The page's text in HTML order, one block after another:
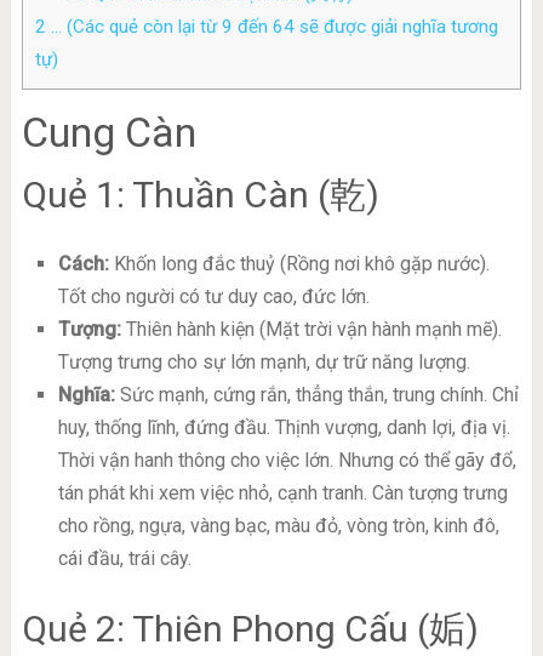
2 … (Các quẻ còn lại từ 9 đến 64 sẽ được giải nghĩa tương
tự)
Cung Càn
Quẻ 1: Thuần Càn (乾)
Cách:Khốn long đắc thuỷ (Rồng nơi khô gặp nước).
Tốt cho người có tư duy cao, đức lớn.
Tượng:Thiên hành kiện (Mặt trời vận hành mạnh mẽ).
Tượng trưng cho sự lớn mạnh, dự trữ năng lượng.
Nghĩa:Sức mạnh, cứng rắn, thẳng thắn, trung chính. Chỉ
huy, thống lĩnh, đứng đầu. Thịnh vượng, danh lợi, địa vị.
Thời vận hanh thông cho việc lớn. Nhưng có thể gãy đổ,
tán phát khi xem việc nhỏ, cạnh tranh. Càn tượng trưng
cho rồng, ngựa, vàng bạc, màu đỏ, vòng tròn, kinh đô,
cái đầu, trái cây.
Quẻ 2: Thiên Phong Cấu (姤)